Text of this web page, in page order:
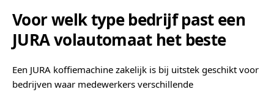
Voor welk type bedrijf past een
JURA volautomaat het beste
Een JURA koffiemachine zakelijk is bij uitstek geschikt voor
bedrijven waar medewerkers verschillende